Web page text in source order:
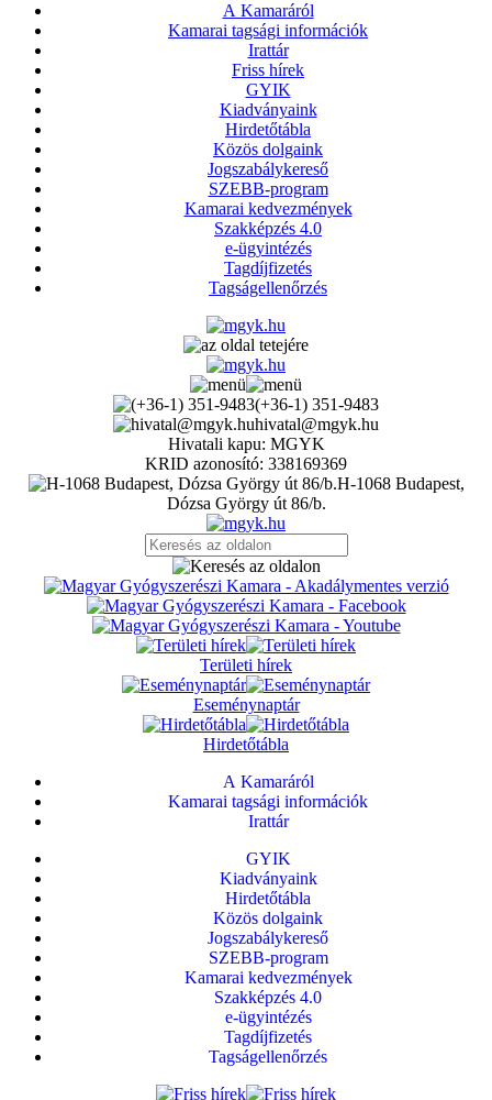
A Kamaráról
Kamarai tagsági információk
Irattár
Friss hírek
GYIK
Kiadványaink
Hirdetőtábla
Közös dolgaink
Jogszabálykereső
SZEBB-program
Kamarai kedvezmények
Szakképzés 4.0
e-ügyintézés
Tagdíjfizetés
Tagságellenőrzés
(+36-1) 351-9483
hivatal@mgyk.hu
Hivatali kapu: MGYK
KRID azonosító: 338169369
H-1068 Budapest,
Dózsa György út 86/b.
Területi hírek
Eseménynaptár
Hirdetőtábla
A Kamaráról
Kamarai tagsági információk
Irattár
GYIK
Kiadványaink
Hirdetőtábla
Közös dolgaink
Jogszabálykereső
SZEBB-program
Kamarai kedvezmények
Szakképzés 4.0
e-ügyintézés
Tagdíjfizetés
Tagságellenőrzés